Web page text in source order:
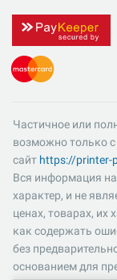
Частичное или
возможно только
сайт https://printer-
Вся информация
характер, и не
ценах, товарах, их
как содержать
без
основанием для